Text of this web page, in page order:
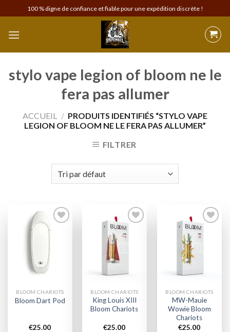
to
content
100 % digne de confiance et fiable pour une expédition discrète !
stylo vape legion of bloom ne le
fera pas allumer
ACCUEIL / PRODUITS IDENTIFIÉS “STYLO VAPE
LEGION OF BLOOM NE LE FERA PAS ALLUMER”
FILTRER
wishlist
BLOOM CHARIOTS
Bloom Dart Pod
€25.00
BLOOM CHARIOTS
King Louis XIII
Bloom Chariots
€25.00
BLOOM CHARIOTS
MW-Mauie
Wowie Bloom
Chariots
€25.00